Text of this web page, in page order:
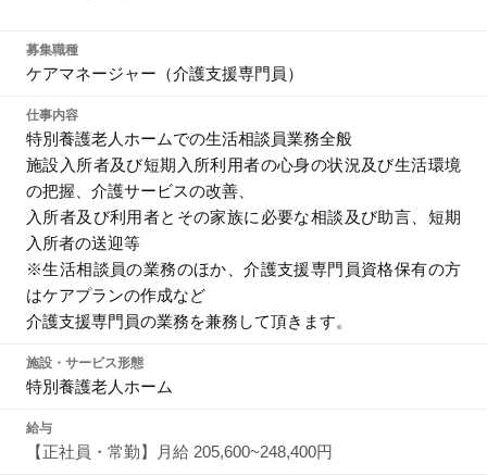
募集職種
ケアマネージャー（介護支援専門員）
仕事内容
特別養護老人ホームでの生活相談員業務全般
施設入所者及び短期入所利用者の心身の状況及び生活環境
の把握、介護サービスの改善、
入所者及び利用者とその家族に必要な相談及び助言、短期
入所者の送迎等
※生活相談員の業務のほか、介護支援専門員資格保有の方
はケアプランの作成など
介護支援専門員の業務を兼務して頂きます。
施設・サービス形態
特別養護老人ホーム
給与
【正社員・常勤】月給 205,600~248,400円